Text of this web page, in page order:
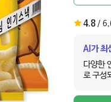
4.8 /
AI가 최
다양한
로 구성